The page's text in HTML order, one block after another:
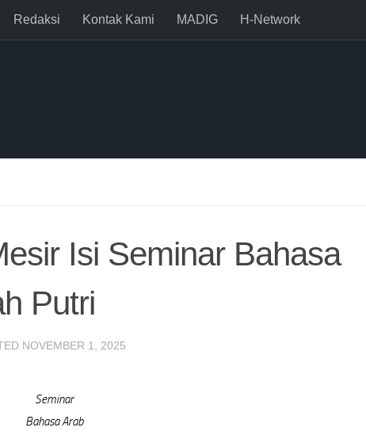
Redaksi Kontak Kami MADIG H-Network
Isi Seminar Bahasa
Putri
NOVEMBER 1, 2025
Seminar
Bahasa Arab